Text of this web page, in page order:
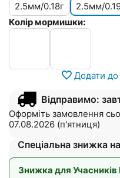
2.5мм/0.18г
2.5мм/
Колір мормишки:
Додати до
Відправимо:
Оформіть замовлення
07.08.2026 (п'ятниця)
Спеціальна знижка
Знижка для Учасників